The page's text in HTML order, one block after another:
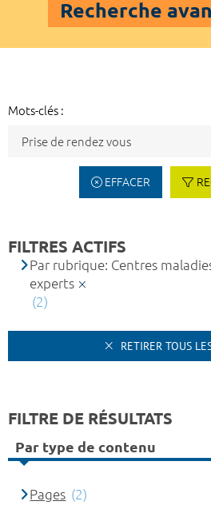
Recherche
Mots-clés :
EFFACER
FILTRES ACTIFS
Par rubrique: Centres
experts
(2)
RETIRER TOUS
FILTRE DE RÉSULTATS
Par type de contenu
Pages (2)